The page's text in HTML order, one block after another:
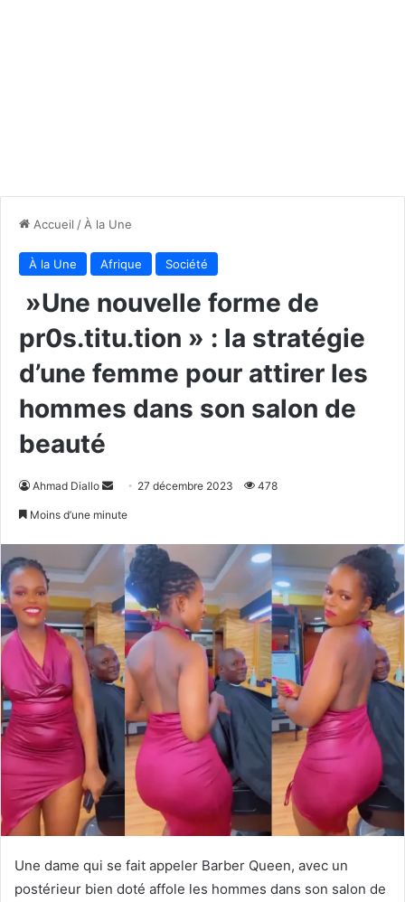
Accueil / À la Une
À la Une Afrique Société
»Une nouvelle forme de
pr0s.titu.tion » : la stratégie
d’une femme pour attirer les
hommes dans son salon de
beauté
Ahmad Diallo
Envoyer27 décembre 2023 478
Moins d’une minute
Une dame qui se fait appeler Barber Queen, avec un
postérieur bien doté affole les hommes dans son salon de